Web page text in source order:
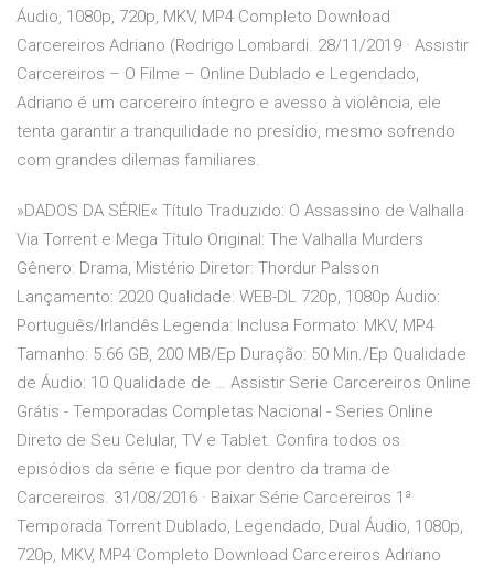
Áudio, 1080p, 720p, MKV, MP4 Completo Download
Carcereiros Adriano (Rodrigo Lombardi. 28/11/2019 · Assistir
Carcereiros – O Filme – Online Dublado e Legendado,
Adriano é um carcereiro íntegro e avesso à violência, ele
tenta garantir a tranquilidade no presídio, mesmo sofrendo
com grandes dilemas familiares.
»DADOS DA SÉRIE« Título Traduzido: O Assassino de Valhalla
Via Torrent e Mega Título Original: The Valhalla Murders
Gênero: Drama, Mistério Diretor: Thordur Palsson
Lançamento: 2020 Qualidade: WEB-DL 720p, 1080p Áudio:
Português/Irlandês Legenda: Inclusa Formato: MKV, MP4
Tamanho: 5.66 GB, 200 MB/Ep Duração: 50 Min./Ep Qualidade
de Áudio: 10 Qualidade de … Assistir Serie Carcereiros Online
Grátis - Temporadas Completas Nacional - Series Online
Direto de Seu Celular, TV e Tablet. Confira todos os
episódios da série e fique por dentro da trama de
Carcereiros. 31/08/2016 · Baixar Série Carcereiros 1ª
Temporada Torrent Dublado, Legendado, Dual Áudio, 1080p,
720p, MKV, MP4 Completo Download Carcereiros Adriano